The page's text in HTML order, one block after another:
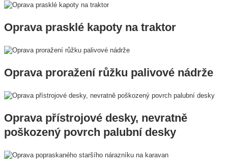
Oprava prasklé kapoty na traktor
Oprava proražení růžku palivové nádrže
Oprava přístrojové desky, nevratně
poškozený povrch palubní desky